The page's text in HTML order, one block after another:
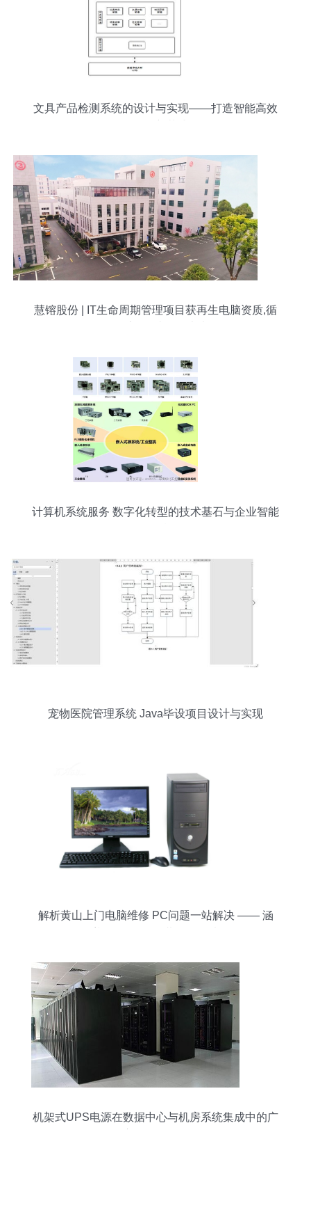
文具产品检测系统的设计与实现——打造智能高效
慧镕股份 | IT生命周期管理项目获再生电脑资质,循
计算机系统服务 数字化转型的技术基石与企业智能
宠物医院管理系统 Java毕设项目设计与实现
解析黄山上门电脑维修 PC问题一站解决 —— 涵
机架式UPS电源在数据中心与机房系统集成中的广